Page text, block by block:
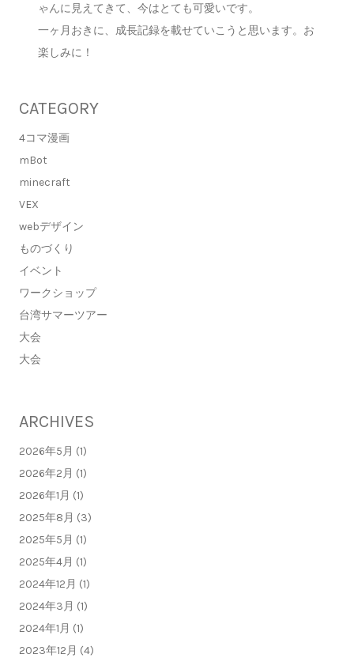
ゃんに見えてきて、今はとても可愛いです。
一ヶ月おきに、成長記録を載せていこうと思います。お
楽しみに！
CATEGORY
4コマ漫画
mBot
minecraft
VEX
webデザイン
ものづくり
イベント
ワークショップ
台湾サマーツアー
大会
大会
ARCHIVES
2026年5月 (1)
2026年2月 (1)
2026年1月 (1)
2025年8月 (3)
2025年5月 (1)
2025年4月 (1)
2024年12月 (1)
2024年3月 (1)
2024年1月 (1)
2023年12月 (4)